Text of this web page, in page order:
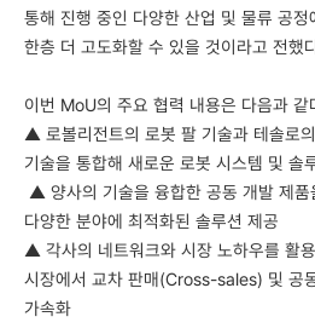
통해 진행 중인 다양한 산업 및 물류 공
한층 더 고도화할 수 있을 것이라고 전했
이번 MoU의 주요 협력 내용은 다음과 같
▲ 로볼리전트의 로봇 팔 기술과 테솔로
기술을 통합해 새로운 로봇 시스템 및 솔
▲ 양사의 기술을 융합한 공동 개발 제
다양한 분야에 최적화된 솔루션 제공
▲ 각사의 네트워크와 시장 노하우를 활
시장에서 교차 판매(Cross-sales) 및 공
가속화